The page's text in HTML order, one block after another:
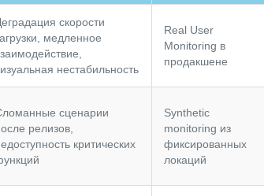
скорости
медленное
нестабильность
Real User
Monitoring в
продакшене
сценарии
релизов,
критических
Synthetic
monitoring из
фиксированных
локаций